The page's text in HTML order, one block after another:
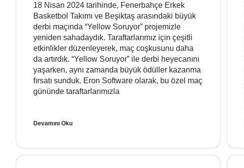
18 Nisan 2024 tarihinde, Fenerbahçe Erkek
Basketbol Takımı ve Beşiktaş arasındaki büyük
derbi maçında “Yellow Soruyor” projemizle
yeniden sahadaydık. Taraftarlarımız için çeşitli
etkinlikler düzenleyerek, maç coşkusunu daha
da artırdık. “Yellow Soruyor” ile derbi heyecanını
yaşarken, aynı zamanda büyük ödüller kazanma
fırsatı sunduk. Eron Software olarak, bu özel maç
gününde taraftarlarımızla
Devamını Oku